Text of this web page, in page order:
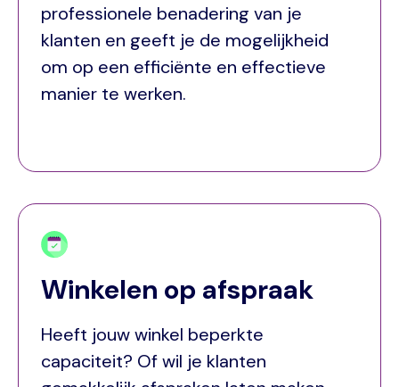
professionele benadering van je
klanten en geeft je de mogelijkheid
om op een efficiënte en effectieve
manier te werken.
Winkelen op afspraak
Heeft jouw winkel beperkte
capaciteit? Of wil je klanten